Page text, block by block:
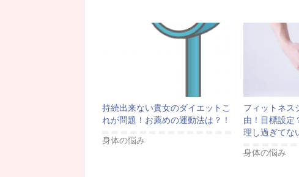
持続出来ない貴女のダイエットこ
れが問題！お薦めの運動法は？！
身体の悩み
フィットネス
由！目標設定
理し過ぎてな
身体の悩み